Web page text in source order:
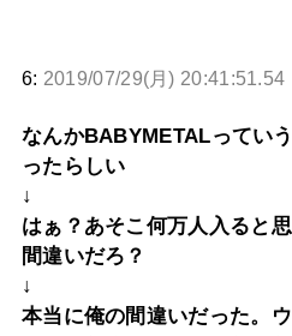
6: 2019/07/29(月) 20:41:51.54
なんかBABYMETALってい
ったらしい
↓
はぁ？あそこ何万人入ると
間違いだろ？
↓
本当に俺の間違いだった。